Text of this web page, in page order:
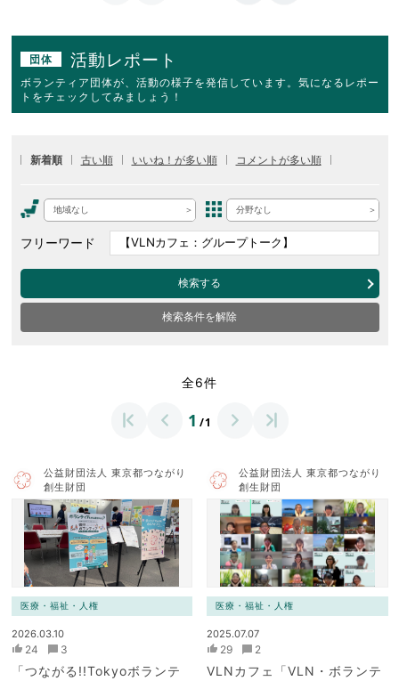
団体 活動レポート
ボランティア団体が、活動の様子を発信しています。気になるレポー
トをチェックしてみましょう！
新着順 古い順 いいね！が多い順 コメントが多い順
地域なし 分野なし
フリーワード
検索する
検索条件を解除
全6件
1 /1
公益財団法人 東京都つながり
創生財団
医療・福祉・人権
2026.03.10
24 3
「つながる!!Tokyoボランテ
公益財団法人 東京都つながり
創生財団
医療・福祉・人権
2025.07.07
29 2
VLNカフェ「VLN・ボランテ